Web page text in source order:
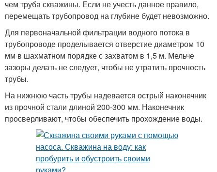
чем труба скважины. Если не учесть данное правило,
перемещать трубопровод на глубине будет невозможно.
Для первоначальной фильтрации водного потока в
трубопроводе проделывается отверстие диаметром 10
мм в шахматном порядке с захватом в 1,5 м. Мельче
зазоры делать не следует, чтобы не утратить прочность
трубы.
На нижнюю часть трубы надевается острый наконечник
из прочной стали длиной 200-300 мм. Наконечник
просверливают, чтобы обеспечить прохождение воды.